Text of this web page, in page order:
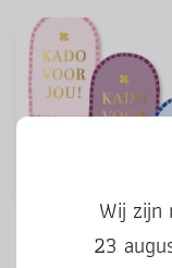
Stickers | Kado
kleur | 3 stuks
Wij
23